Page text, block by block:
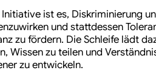
ist es, Diskriminierung
und stattdessen
zu fördern. Die Schleife lädt
Wissen zu teilen und
zu entwickeln.